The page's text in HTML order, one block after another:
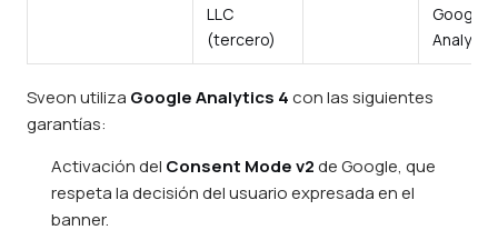
LLC
(tercero)
Google
Sveon utiliza Google Analytics 4con las siguientes
garantías:
Activación del Consent Mode v2de Google, que
respeta la decisión del usuario expresada en el
banner.